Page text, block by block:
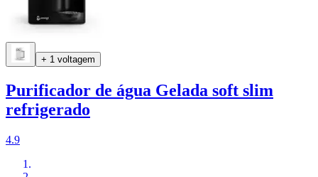
+ 1 voltagem
Purificador de água Gelada soft slim
refrigerado
4.9